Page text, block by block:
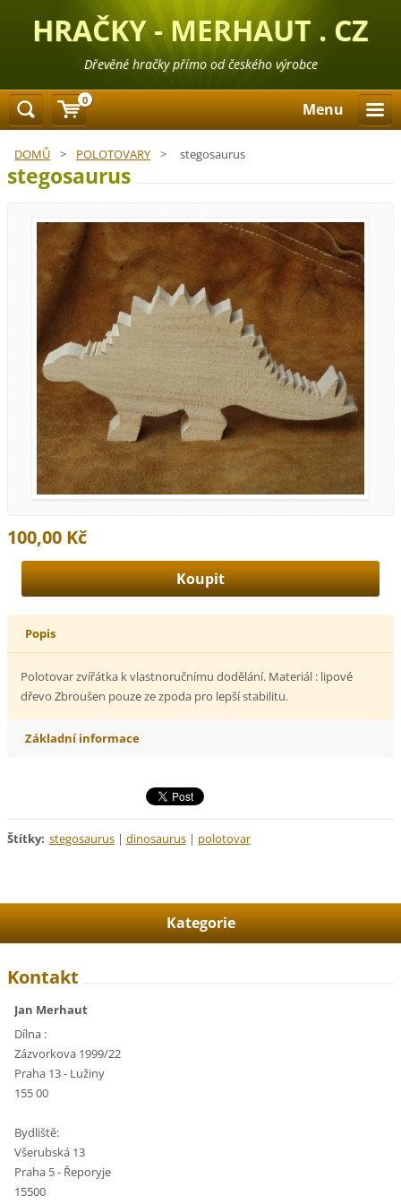
HRAČKY - MERHAUT . CZ
Dřevěné hračky přímo od českého výrobce
Menu
DOMŮ > POLOTOVARY > stegosaurus
stegosaurus
100,00 Kč
Popis
Polotovar zvířátka k vlastnoručnímu dodělání. Materiál : lipové
dřevo Zbroušen pouze ze zpoda pro lepší stabilitu.
Základní informace
Štítky: stegosaurus | dinosaurus | polotovar
Kategorie
Kontakt
Jan Merhaut
Dílna :
Zázvorkova 1999/22
Praha 13 - Lužiny
155 00
Bydliště:
Všerubská 13
Praha 5 - Řeporyje
15500
0